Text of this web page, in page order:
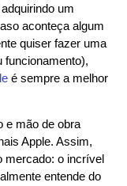
um
aconteça algum
quiser fazer uma
funcionamento),
é sempre a melhor
e mão de obra
Apple. Assim,
mercado: o incrível
entende do